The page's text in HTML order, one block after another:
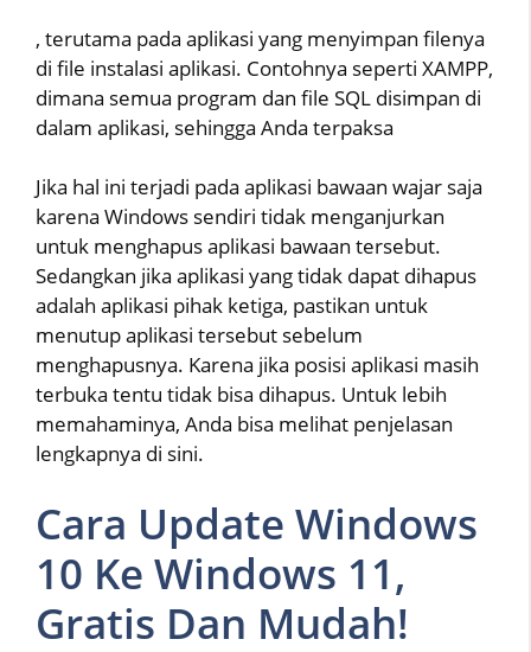
, terutama pada aplikasi yang menyimpan filenya
di file instalasi aplikasi. Contohnya seperti XAMPP,
dimana semua program dan file SQL disimpan di
dalam aplikasi, sehingga Anda terpaksa
Jika hal ini terjadi pada aplikasi bawaan wajar saja
karena Windows sendiri tidak menganjurkan
untuk menghapus aplikasi bawaan tersebut.
Sedangkan jika aplikasi yang tidak dapat dihapus
adalah aplikasi pihak ketiga, pastikan untuk
menutup aplikasi tersebut sebelum
menghapusnya. Karena jika posisi aplikasi masih
terbuka tentu tidak bisa dihapus. Untuk lebih
memahaminya, Anda bisa melihat penjelasan
lengkapnya di sini.
Cara Update Windows
10 Ke Windows 11,
Gratis Dan Mudah!